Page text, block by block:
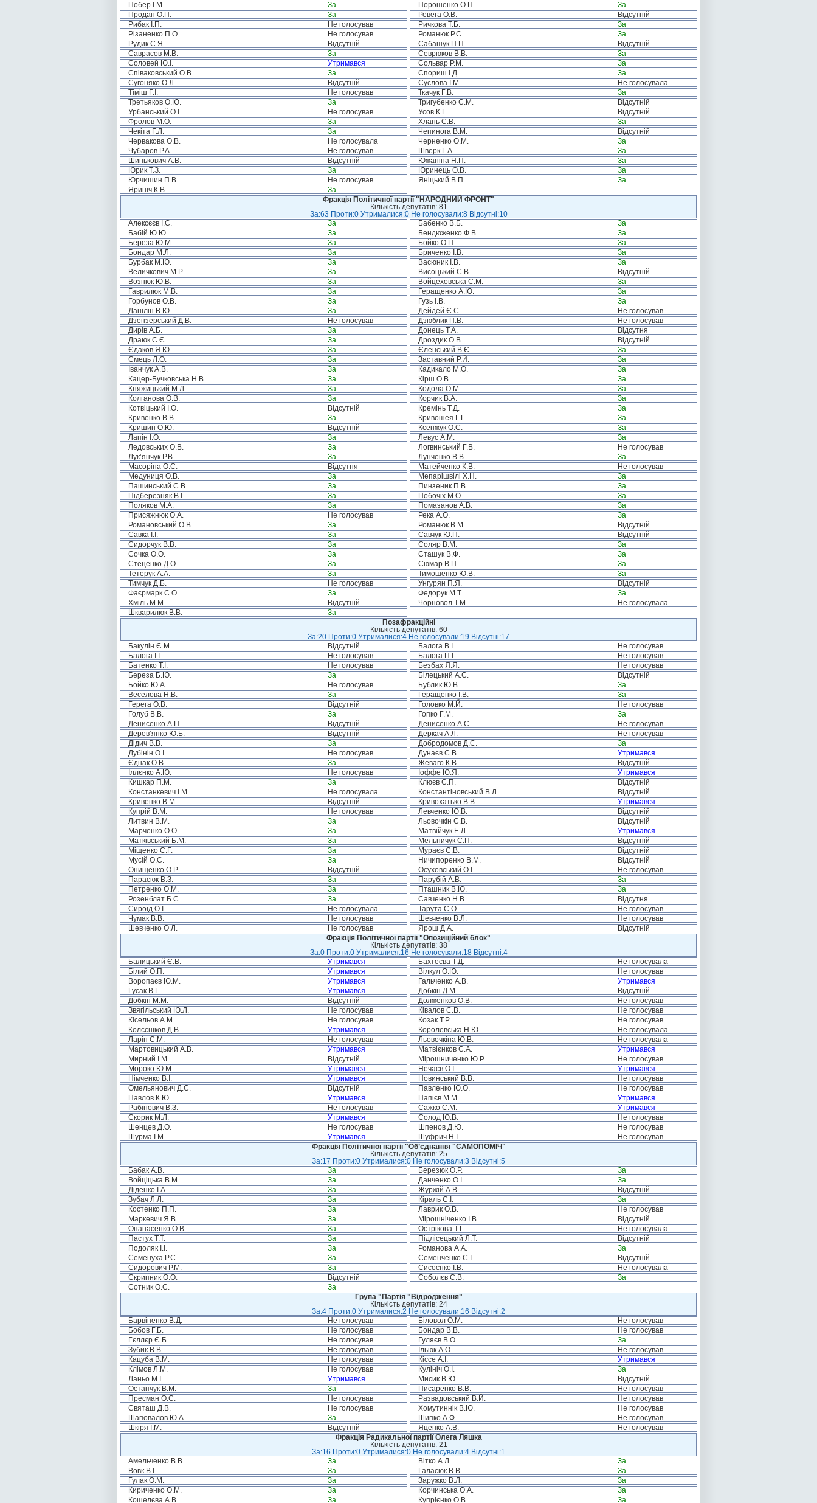
Побер І.М.
За Порошенко О.П.
За
Продан О.П.
За Ревега О.В.
Відсутній
Рибак І.П.
Не голосував Ричкова Т.Б.
За
Різаненко П.О.
Не голосував Романюк Р.С.
За
Рудик С.Я.
Відсутній Сабашук П.П.
Відсутній
Саврасов М.В.
За Севрюков В.В.
За
Соловей Ю.І.
Утримався Сольвар Р.М.
За
Співаковський О.В.
За Спориш І.Д.
За
Сугоняко О.Л.
Відсутній Суслова І.М.
Не голосувала
Тіміш Г.І.
Не голосував Ткачук Г.В.
За
Третьяков О.Ю.
За Тригубенко С.М.
Відсутній
Урбанський О.І.
Не голосував Усов К.Г.
Відсутній
Фролов М.О.
За Хлань С.В.
За
Чекіта Г.Л.
За Чепинога В.М.
Відсутній
Червакова О.В.
Не голосувала Черненко О.М.
За
Чубаров Р.А.
Не голосував Шверк Г.А.
За
Шинькович А.В.
Відсутній Южаніна Н.П.
За
Юрик Т.З.
За Юринець О.В.
За
Юрчишин П.В.
Не голосував Яніцький В.П.
За
Яриніч К.В.
За
Фракція Політичної партії "НАРОДНИЙ ФРОНТ"
Кількість депутатів: 81
За:63 Проти:0 Утрималися:0 Не голосували:8 Відсутні:10
Алексєєв І.С.
За Бабенко В.Б.
За
Бабій Ю.Ю.
За Бендюженко Ф.В.
За
Береза Ю.М.
За Бойко О.П.
За
Бондар М.Л.
За Бриченко І.В.
За
Бурбак М.Ю.
За Васюник І.В.
За
Величкович М.Р.
За Висоцький С.В.
Відсутній
Вознюк Ю.В.
За Войцеховська С.М.
За
Гаврилюк М.В.
За Геращенко А.Ю.
За
Горбунов О.В.
За Гузь І.В.
За
Данілін В.Ю.
За Дейдей Є.С.
Не голосував
Дзензерський Д.В.
Не голосував Дзюблик П.В.
Не голосував
Дирів А.Б.
За Донець Т.А.
Відсутня
Драюк С.Є.
За Дроздик О.В.
Відсутній
Єдаков Я.Ю.
За Єленський В.Є.
За
Ємець Л.О.
За Заставний Р.Й.
За
Іванчук А.В.
За Кадикало М.О.
За
Кацер-Бучковська Н.В.
За Кірш О.В.
За
Княжицький М.Л.
За Кодола О.М.
За
Колганова О.В.
За Корчик В.А.
За
Котвіцький І.О.
Відсутній Кремінь Т.Д.
За
Кривенко В.В.
За Кривошея Г.Г.
За
Кришин О.Ю.
Відсутній Ксенжук О.С.
За
Лапін І.О.
За Левус А.М.
За
Ледовських О.В.
За Логвинський Г.В.
Не голосував
Лук’янчук Р.В.
За Лунченко В.В.
За
Масоріна О.С.
Відсутня Матейченко К.В.
Не голосував
Медуниця О.В.
За Мепарішвілі Х.Н.
За
Пашинський С.В.
За Пинзеник П.В.
За
Підберезняк В.І.
За Побочіх М.О.
За
Поляков М.А.
За Помазанов А.В.
За
Присяжнюк О.А.
Не голосував Река А.О.
За
Романовський О.В.
За Романюк В.М.
Відсутній
Савка І.І.
За Савчук Ю.П.
Відсутній
Сидорчук В.В.
За Соляр В.М.
За
Сочка О.О.
За Сташук В.Ф.
За
Стеценко Д.О.
За Сюмар В.П.
За
Тетерук А.А.
За Тимошенко Ю.В.
За
Тимчук Д.Б.
Не голосував Унгурян П.Я.
Відсутній
Фаєрмарк С.О.
За Федорук М.Т.
За
Хміль М.М.
Відсутній Чорновол Т.М.
Не голосувала
Шкварилюк В.В.
За
Позафракційні
Кількість депутатів: 60
За:20 Проти:0 Утрималися:4 Не голосували:19 Відсутні:17
Бакулін Є.М.
Відсутній Балога В.І.
Не голосував
Балога І.І.
Не голосував Балога П.І.
Не голосував
Батенко Т.І.
Не голосував Безбах Я.Я.
Не голосував
Береза Б.Ю.
За Білецький А.Є.
Відсутній
Бойко Ю.А.
Не голосував Бублик Ю.В.
За
Веселова Н.В.
За Геращенко І.В.
За
Герега О.В.
Відсутній Головко М.Й.
Не голосував
Голуб В.В.
За Гопко Г.М.
За
Денисенко А.П.
Відсутній Денисенко А.С.
Не голосував
Дерев’янко Ю.Б.
Відсутній Деркач А.Л.
Не голосував
Дідич В.В.
За Добродомов Д.Є.
За
Дубінін О.І.
Не голосував Дунаєв С.В.
Утримався
Єднак О.В.
За Жеваго К.В.
Відсутній
Іллєнко А.Ю.
Не голосував Іоффе Ю.Я.
Утримався
Кишкар П.М.
За Клюєв С.П.
Відсутній
Констанкевич І.М.
Не голосувала Константіновський В.Л.
Відсутній
Кривенко В.М.
Відсутній Кривохатько В.В.
Утримався
Купрій В.М.
Не голосував Левченко Ю.В.
Відсутній
Литвин В.М.
За Льовочкін С.В.
Відсутній
Марченко О.О.
За Матвійчук Е.Л.
Утримався
Матківський Б.М.
За Мельничук С.П.
Відсутній
Міщенко С.Г.
За Мураєв Є.В.
Відсутній
Мусій О.С.
За Ничипоренко В.М.
Відсутній
Онищенко О.Р.
Відсутній Осуховський О.І.
Не голосував
Парасюк В.З.
За Парубій А.В.
За
Петренко О.М.
За Пташник В.Ю.
За
Розенблат Б.С.
За Савченко Н.В.
Відсутня
Сироїд О.І.
Не голосувала Тарута С.О.
Не голосував
Чумак В.В.
Не голосував Шевченко В.Л.
Не голосував
Шевченко О.Л.
Не голосував Ярош Д.А.
Відсутній
Фракція Політичної партії "Опозиційний блок"
Кількість депутатів: 38
За:0 Проти:0 Утрималися:16 Не голосували:18 Відсутні:4
Балицький Є.В.
Утримався Бахтеєва Т.Д.
Не голосувала
Білий О.П.
Утримався Вілкул О.Ю.
Не голосував
Воропаєв Ю.М.
Утримався Гальченко А.В.
Утримався
Гусак В.Г.
Утримався Добкін Д.М.
Відсутній
Добкін М.М.
Відсутній Долженков О.В.
Не голосував
Звягільський Ю.Л.
Не голосував Ківалов С.В.
Не голосував
Кісельов А.М.
Не голосував Козак Т.Р.
Не голосував
Колєсніков Д.В.
Утримався Королевська Н.Ю.
Не голосувала
Ларін С.М.
Не голосував Льовочкіна Ю.В.
Не голосувала
Мартовицький А.В.
Утримався Матвієнков С.А.
Утримався
Мирний І.М.
Відсутній Мірошниченко Ю.Р.
Не голосував
Мороко Ю.М.
Утримався Нечаєв О.І.
Утримався
Німченко В.І.
Утримався Новинський В.В.
Не голосував
Омельянович Д.С.
Відсутній Павленко Ю.О.
Не голосував
Павлов К.Ю.
Утримався Папієв М.М.
Утримався
Рабінович В.З.
Не голосував Сажко С.М.
Утримався
Скорик М.Л.
Утримався Солод Ю.В.
Не голосував
Шенцев Д.О.
Не голосував Шпенов Д.Ю.
Не голосував
Шурма І.М.
Утримався Шуфрич Н.І.
Не голосував
Фракція Політичної партії "Об’єднання "САМОПОМІЧ"
Кількість депутатів: 25
За:17 Проти:0 Утрималися:0 Не голосували:3 Відсутні:5
Бабак А.В.
За Березюк О.Р.
За
Войціцька В.М.
За Данченко О.І.
За
Діденко І.А.
За Журжій А.В.
Відсутній
Зубач Л.Л.
За Кіраль С.І.
За
Костенко П.П.
За Лаврик О.В.
Не голосував
Маркевич Я.В.
За Мірошніченко І.В.
Відсутній
Опанасенко О.В.
За Острікова Т.Г.
Не голосувала
Пастух Т.Т.
За Підлісецький Л.Т.
Відсутній
Подоляк І.І.
За Романова А.А.
За
Семенуха Р.С.
За Семенченко С.І.
Відсутній
Сидорович Р.М.
За Сисоєнко І.В.
Не голосувала
Скрипник О.О.
Відсутній Соболєв Є.В.
За
Сотник О.С.
За
Група "Партія "Відродження"
Кількість депутатів: 24
За:4 Проти:0 Утрималися:2 Не голосували:16 Відсутні:2
Барвіненко В.Д.
Не голосував Біловол О.М.
Не голосував
Бобов Г.Б.
Не голосував Бондар В.В.
Не голосував
Гєллєр Є.Б.
Не голосував Гуляєв В.О.
За
Зубик В.В.
Не голосував Ільюк А.О.
Не голосував
Кацуба В.М.
Не голосував Кіссе А.І.
Утримався
Клімов Л.М.
Не голосував Кулініч О.І.
За
Ланьо М.І.
Утримався Мисик В.Ю.
Відсутній
Остапчук В.М.
За Писаренко В.В.
Не голосував
Пресман О.С.
Не голосував Развадовський В.Й.
Не голосував
Святаш Д.В.
Не голосував Хомутиннік В.Ю.
Не голосував
Шаповалов Ю.А.
За Шипко А.Ф.
Не голосував
Шкіря І.М.
Відсутній Яценко А.В.
Не голосував
Фракція Радикальної партії Олега Ляшка
Кількість депутатів: 21
За:16 Проти:0 Утрималися:0 Не голосували:4 Відсутні:1
Амельченко В.В.
За Вітко А.Л.
За
Вовк В.І.
За Галасюк В.В.
За
Гулак О.М.
За Заружко В.Л.
За
Кириченко О.М.
За Корчинська О.А.
За
Кошелєва А.В.
За Купрієнко О.В. За